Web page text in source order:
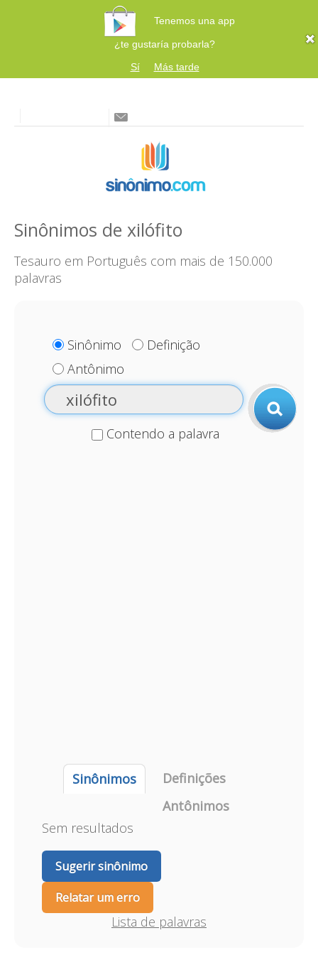
Tenemos una app
¿te gustaría probarla?
Sí
Más tarde
Sinônimos de xilófito
Tesauro em Português com mais de 150.000
palavras
Sinônimo
Definição
Antônimo
Contendo a palavra
Sinônimos
Definições
Antônimos
Sem resultados
Sugerir sinônimo
Relatar um erro
Lista de palavras